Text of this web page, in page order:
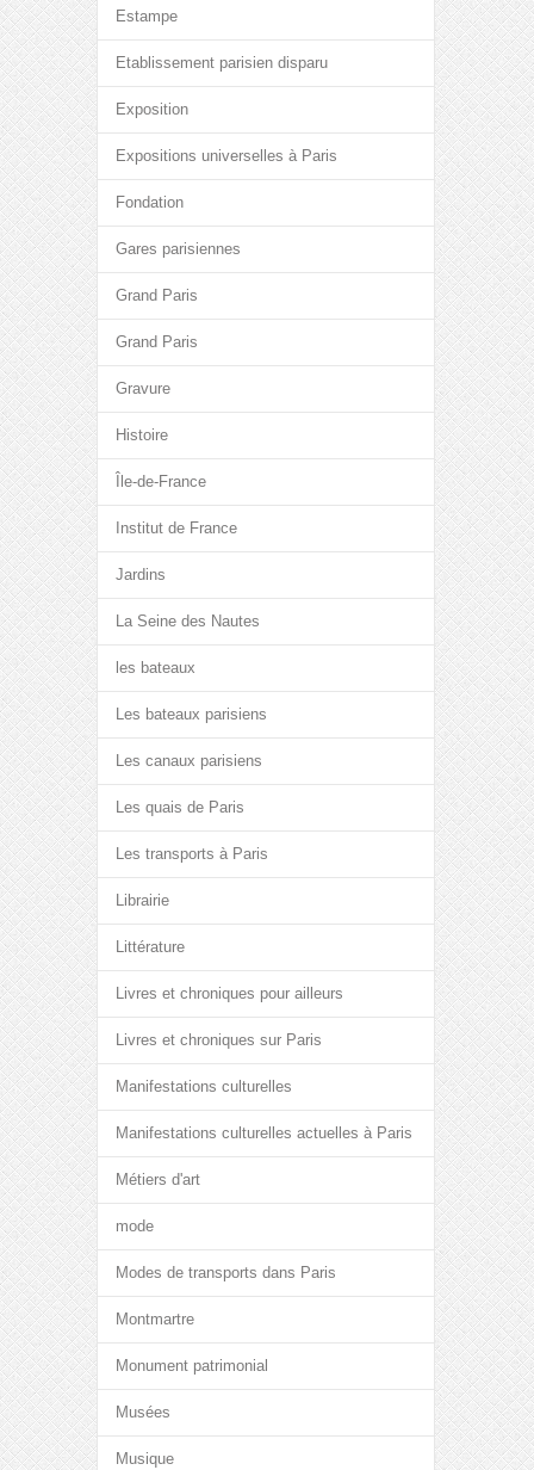
Estampe
Etablissement parisien disparu
Exposition
Expositions universelles à Paris
Fondation
Gares parisiennes
Grand Paris
Grand Paris
Gravure
Histoire
Île-de-France
Institut de France
Jardins
La Seine des Nautes
les bateaux
Les bateaux parisiens
Les canaux parisiens
Les quais de Paris
Les transports à Paris
Librairie
Littérature
Livres et chroniques pour ailleurs
Livres et chroniques sur Paris
Manifestations culturelles
Manifestations culturelles actuelles à Paris
Métiers d'art
mode
Modes de transports dans Paris
Montmartre
Monument patrimonial
Musées
Musique